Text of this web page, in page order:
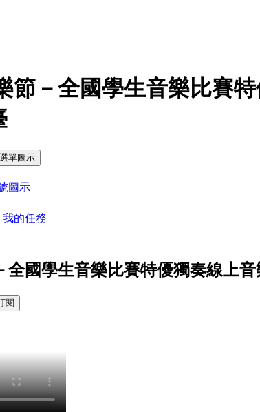
節－全國學生音樂比賽
我的任務
全國學生音樂比賽特優獨奏線上
閱